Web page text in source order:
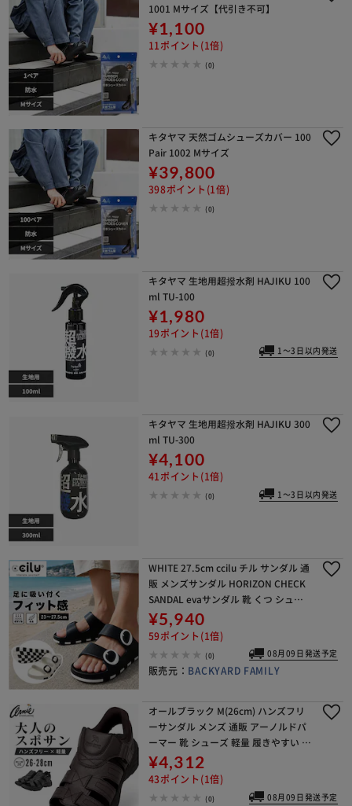
1001 Mサイズ【代引き不可】
¥1,100
11ポイント(1倍)
(0)
キタヤマ 天然ゴムシューズカバー 100
Pair 1002 Mサイズ
¥39,800
398ポイント(1倍)
(0)
キタヤマ 生地用超撥水剤 HAJIKU 100
ml TU-100
¥1,980
19ポイント(1倍)
(0) 1～3日以内発送
キタヤマ 生地用超撥水剤 HAJIKU 300
ml TU-300
¥4,100
41ポイント(1倍)
(0) 1～3日以内発送
WHITE 27.5cm ccilu チル サンダル 通
販 メンズサンダル HORIZON CHECK
SANDAL evaサンダル 靴 くつ シュー
ズ 外履き メンズ 軽い 軽量 レディース
ユニセ
¥5,940
59ポイント(1倍)
(0) 08月09日発送予定
販売元： BACKYARD FAMILY
オールブラック M(26cm) ハンズフリ
ーサンダル メンズ 通販 アーノルドパ
ーマー 靴 シューズ 軽量 履きやすい 歩
きやすい おしゃれ 着脱簡単 スポーツ
サンダル 幅広 軽い スポサン 春夏 メ
¥4,312
43ポイント(1倍)
(0) 08月09日発送予定